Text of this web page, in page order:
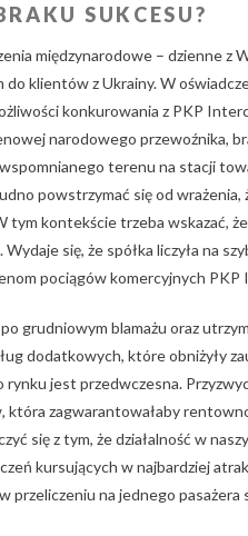
SUKCESU?
międzynarodowe – dzienne z
klientów z Ukrainy. W
konkurowania z PKP
narodowego przewoźnika,
terenu na stacji
powstrzymać się od wrażenia,
tym kontekście trzeba wskazać,
się, że spółka liczyła na
pociągów komercyjnych
grudniowym blamażu oraz
dodatkowych, które obniżyły
jest przedwczesna.
zagwarantowałaby
się z tym, że działalność w
kursujących w najbardziej
na jednego pasażera